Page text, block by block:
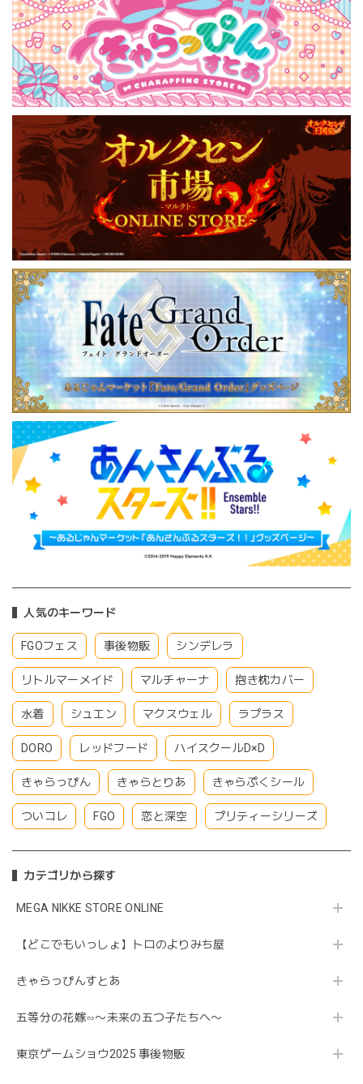
人気のキーワード
FGOフェス 事後物販 シンデレラ
リトルマーメイド マルチャーナ 抱き枕カバー
水着 シュエン マクスウェル ラプラス
DORO レッドフード ハイスクールD×D
きゃらっぴん きゃらとりあ きゃらぷくシール
ついコレ FGO 恋と深空 プリティーシリーズ
カテゴリから探す
MEGA NIKKE STORE ONLINE
【どこでもいっしょ】トロのよりみち屋
きゃらっぴんすとあ
五等分の花嫁∽〜未来の五つ子たちへ〜
東京ゲームショウ2025 事後物販